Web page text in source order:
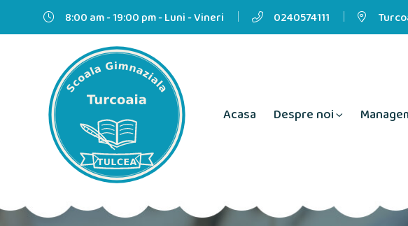
8:00 am - 19:00 pm - Luni - Vineri 0240574111
Acasa Despre noi